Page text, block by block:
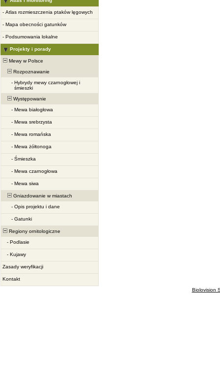
- Atlas rozmieszczenia ptaków lęgowych
- Mapa obecności gatunków
- Podsumowania lokalne
Projekty i porady
Mewy w Polsce
Rozpoznawanie
- Hybrydy mewy czarnogłowej i
śmieszki
Występowanie
- Mewa białogłowa
- Mewa srebrzysta
- Mewa romańska
- Mewa żółtonoga
- Śmieszka
- Mewa czarnogłowa
- Mewa siwa
Gniazdowanie w miastach
- Opis projektu i dane
- Gatunki
Regiony ornitologiczne
- Podlasie
- Kujawy
Zasady weryfikacji
Kontakt
Biolovision